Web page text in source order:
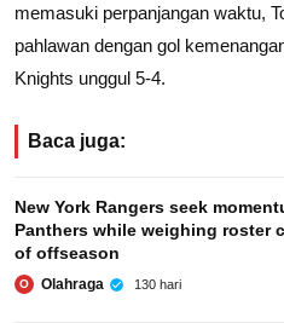
memasuki perpanjangan waktu,
pahlawan dengan gol
Knights unggul 5-4.
Baca juga:
New York Rangers seek
Panthers while weighing roster
of offseason
O Olahraga 130 hari